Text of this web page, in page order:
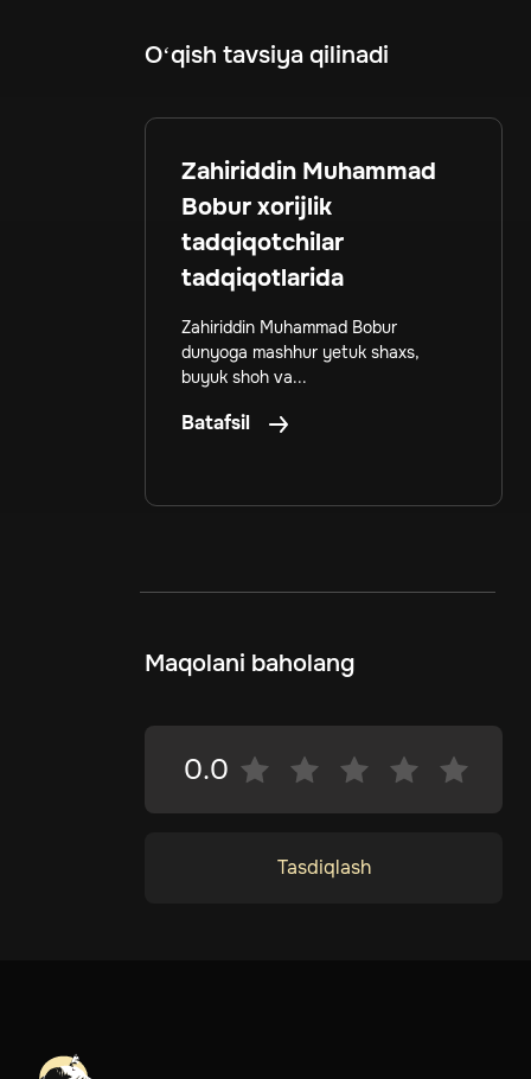
O‘qish tavsiya qilinadi
Zahiriddin Muhammad
Bobur xorijlik
tadqiqotchilar
tadqiqotlarida
Zahiriddin Muhammad Bobur
dunyoga mashhur yetuk shaxs,
buyuk shoh va...
Batafsil
Maqolani baholang
0.0
Tasdiqlash